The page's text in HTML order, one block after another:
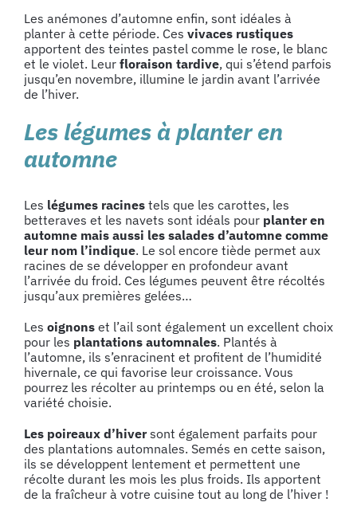
Les anémones d’automne enfin, sont idéales à
planter à cette période. Ces vivaces rustiques
apportent des teintes pastel comme le rose, le blanc
et le violet. Leur floraison tardive, qui s’étend parfois
jusqu’en novembre, illumine le jardin avant l’arrivée
de l’hiver.
Les légumes à planter en
automne
Les légumes racines tels que les carottes, les
betteraves et les navets sont idéals pour planter en
automne mais aussi les salades d’automne comme
leur nom l’indique. Le sol encore tiède permet aux
racines de se développer en profondeur avant
l’arrivée du froid. Ces légumes peuvent être récoltés
jusqu’aux premières gelées…
Les oignons et l’ail sont également un excellent choix
pour les plantations automnales. Plantés à
l’automne, ils s’enracinent et profitent de l’humidité
hivernale, ce qui favorise leur croissance. Vous
pourrez les récolter au printemps ou en été, selon la
variété choisie.
Les poireaux d’hiversont également parfaits pour
des plantations automnales. Semés en cette saison,
ils se développent lentement et permettent une
récolte durant les mois les plus froids. Ils apportent
de la fraîcheur à votre cuisine tout au long de l’hiver !